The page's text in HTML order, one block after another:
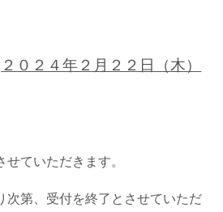
２０２４年２月２２日（木）
ていただきます。
次第、受付を終了とさせていただ